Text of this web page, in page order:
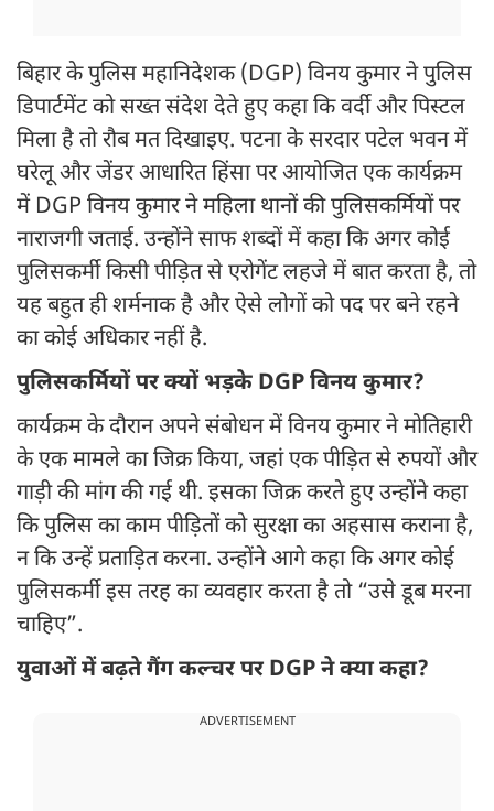
बिहार के पुलिस महानिदेशक (DGP) विनय कुमार ने पुलिस
डिपार्टमेंट को सख्त संदेश देते हुए कहा कि वर्दी और पिस्टल
मिला है तो रौब मत दिखाइए. पटना के सरदार पटेल भवन में
घरेलू और जेंडर आधारित हिंसा पर आयोजित एक कार्यक्रम
में DGP विनय कुमार ने महिला थानों की पुलिसकर्मियों पर
नाराजगी जताई. उन्होंने साफ शब्दों में कहा कि अगर कोई
पुलिसकर्मी किसी पीड़ित से एरोगेंट लहजे में बात करता है, तो
यह बहुत ही शर्मनाक है और ऐसे लोगों को पद पर बने रहने
का कोई अधिकार नहीं है.
पुलिसकर्मियों पर क्यों भड़के DGP विनय कुमार?
कार्यक्रम के दौरान अपने संबोधन में विनय कुमार ने मोतिहारी
के एक मामले का जिक्र किया, जहां एक पीड़ित से रुपयों और
गाड़ी की मांग की गई थी. इसका जिक्र करते हुए उन्होंने कहा
कि पुलिस का काम पीड़ितों को सुरक्षा का अहसास कराना है,
न कि उन्हें प्रताड़ित करना. उन्होंने आगे कहा कि अगर कोई
पुलिसकर्मी इस तरह का व्यवहार करता है तो “उसे डूब मरना
चाहिए”.
युवाओं में बढ़ते गैंग कल्चर पर DGP ने क्या कहा?
ADVERTISEMENT